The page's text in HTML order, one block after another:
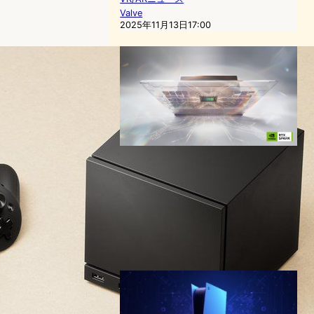
Valve
2025年11月13日17:00
NVIDIA RTX Spark発表——
Windows on Armに
Blackwell GPU搭載、Apple
Siliconへの本格対抗が始まる